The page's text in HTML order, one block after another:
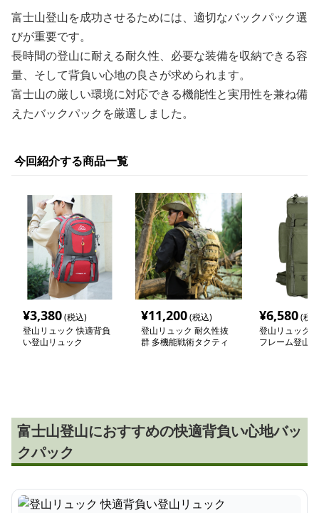
富士山登山を成功させるためには、適切なバックパック選
びが重要です。
長時間の登山に耐える耐久性、必要な装備を収納できる容
量、そして背負い心地の良さが求められます。
富士山の厳しい環境に対応できる機能性と実用性を兼ね備
えたバックパックを厳選しました。
今回紹介する商品一覧
¥3,380(税込)
登山リュック 快適背負
い登山リュック
¥11,200(税込)
登山リュック 耐久性抜
群 多機能戦術タクティ
¥6,580(税
登山リュック
フレーム登山
富士山登山におすすめの快適背負い心地バッ
クパック